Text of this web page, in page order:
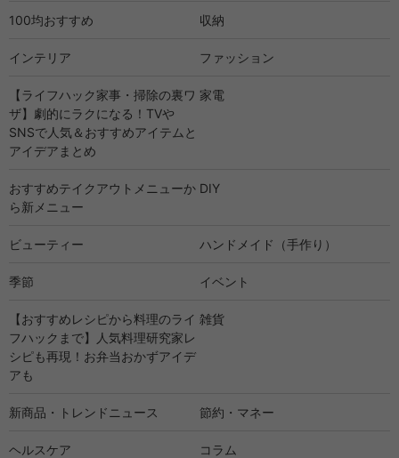
100均おすすめ 収納
インテリア ファッション
【ライフハック家事・掃除の裏ワ
ザ】劇的にラクになる！TVや
SNSで人気＆おすすめアイテムと
アイデアまとめ
家電
おすすめテイクアウトメニューか
ら新メニュー
DIY
ビューティー ハンドメイド（手作り）
季節 イベント
【おすすめレシピから料理のライ
フハックまで】人気料理研究家レ
シピも再現！お弁当おかずアイデ
アも
雑貨
新商品・トレンドニュース 節約・マネー
ヘルスケア コラム